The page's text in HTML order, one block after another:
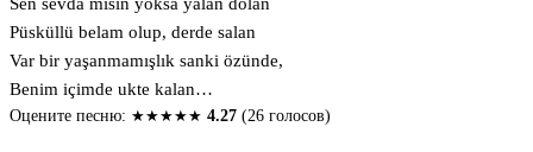
Püsküllü belam olup, derde salan
Var bir yaşanmamışlık sanki özünde,
Benim içimde ukte kalan…
Оцените песню: ★★★★★ 4.27 (26 голосов)